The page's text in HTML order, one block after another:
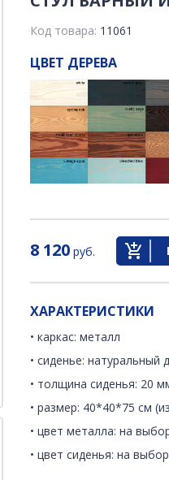
Код товара: 11061
ЦВЕТ ДЕРЕВА
8 120 руб.
ХАРАКТЕРИСТИКИ
• каркас: металл
• сиденье: натуральный
• толщина сиденья: 20
• размер: 40*40*75 см
• цвет металла: на
• цвет сиденья: на выбор